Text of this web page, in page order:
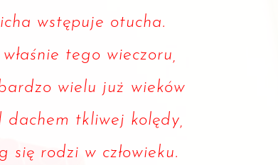
wstępuje otucha.
właśnie tego wieczoru,
wielu już wieków
dachem tkliwej kolędy,
się rodzi w człowieku.